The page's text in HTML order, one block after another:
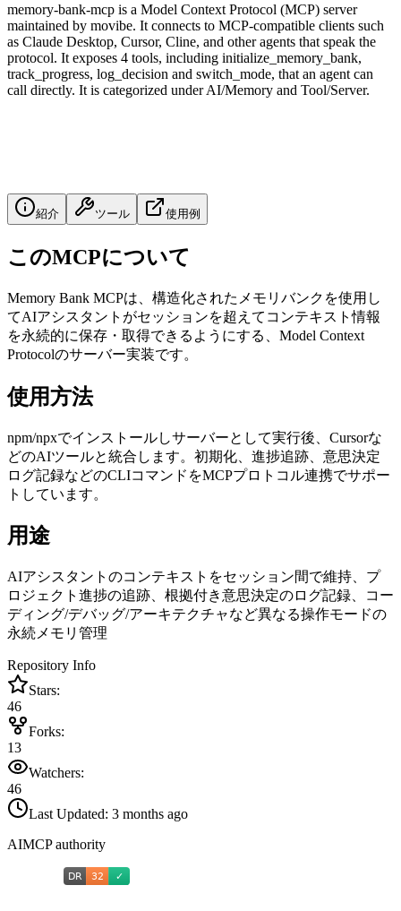
memory-bank-mcp is a Model Context Protocol (MCP) server
maintained by movibe. It connects to MCP-compatible clients such
as Claude Desktop, Cursor, Cline, and other agents that speak the
protocol. It exposes 4 tools, including initialize_memory_bank,
track_progress, log_decision and switch_mode, that an agent can
call directly. It is categorized under AI/Memory and Tool/Server.
紹介 ツール 使用例
このMCPについて
Memory Bank MCPは、構造化されたメモリバンクを使用し
てAIアシスタントがセッションを超えてコンテキスト情報
を永続的に保存・取得できるようにする、Model Context
Protocolのサーバー実装です。
使用方法
npm/npxでインストールしサーバーとして実行後、Cursorな
どのAIツールと統合します。初期化、進捗追跡、意思決定
ログ記録などのCLIコマンドをMCPプロトコル連携でサポー
トしています。
用途
AIアシスタントのコンテキストをセッション間で維持、プ
ロジェクト進捗の追跡、根拠付き意思決定のログ記録、コー
ディング/デバッグ/アーキテクチャなど異なる操作モードの
永続メモリ管理
Repository Info
Stars:
46
Forks:
13
Watchers:
46
Last Updated: 3 months ago
AIMCP authority